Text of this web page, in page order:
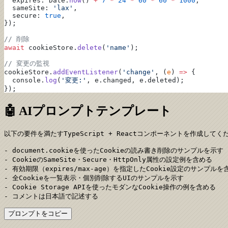
  sameSite:
'lax' ,
  secure:
true ,
});
// 削除
await cookieStore. delete ( 'name' );
// 変更の監視
cookieStore. addEventListener( 'change' , ( e ) => {
  console.
log ( '変更:' , e.changed, e.deleted);
});
🤖 AIプロンプトテンプレート
以下の要件を満たすTypeScript + Reactコンポーネントを作成してくだ
- document.cookieを使ったCookieの読み書き削除のサンプルを示す
- CookieのSameSite・Secure・HttpOnly属性の設定例を含める
- 有効期限（expires/max-age）を指定したCookie設定のサンプルを
- 全Cookieを一覧表示・個別削除するUIのサンプルを示す
- Cookie Storage APIを使ったモダンなCookie操作の例を含める
- コメントは日本語で記述する
プロンプトをコピー